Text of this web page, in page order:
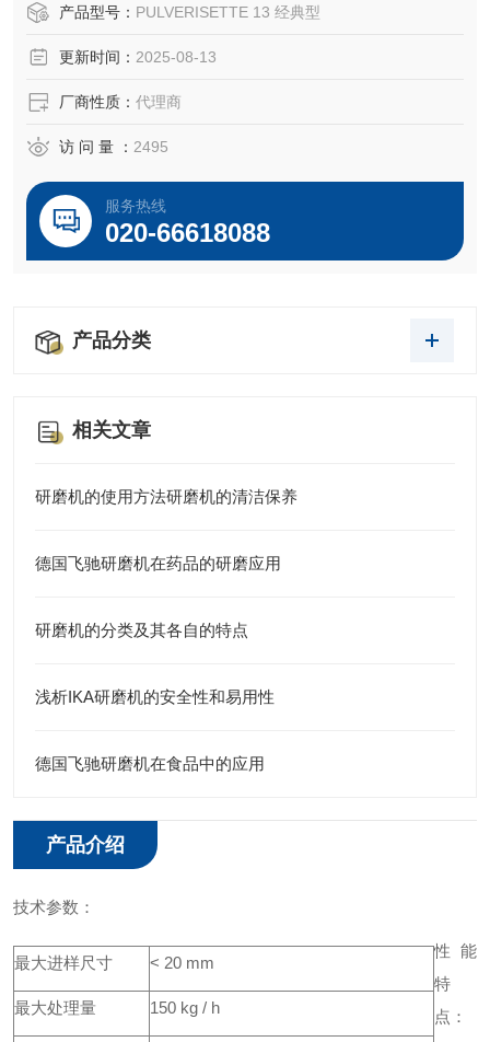
产品型号： PULVERISETTE 13 经典型
更新时间： 2025-08-13
厂商性质： 代理商
访 问 量 ： 2495
服务热线
020-66618088
产品分类
相关文章
研磨机的使用方法研磨机的清洁保养
德国飞驰研磨机在药品的研磨应用
研磨机的分类及其各自的特点
浅析IKA研磨机的安全性和易用性
德国飞驰研磨机在食品中的应用
产品介绍
技术参数：
最大进样尺寸 < 20 mm
最大处理量 150 kg / h
性能
特
点：